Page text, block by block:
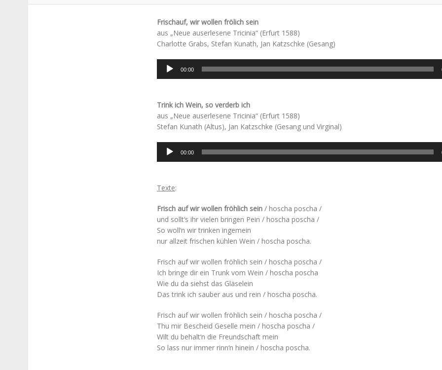
Frischauf, wir wollen frölich sein
aus „Neue auserlesene Tricinia“ (Erfurt 1588)
Charlotte Grabs, Stefan Kunath, Jan Katzschke (Gesang)
Audio-
Player
00:00
Trink ich Wein, so verderb ich
aus „Neue auserlesene Tricinia“ (Erfurt 1588)
Stefan Kunath (Altus), Jan Katzschke (Gesang und Virginal)
Audio-
Player
00:00
Texte:
Frisch auf wir wollen fröhlich sein / hoscha poscha /
und sollt‘s ihr vielen bringen Pein / hoscha poscha /
So woll‘n wir trinken ingemein
nur allzeit frischen kühlen Wein / hoscha poscha.
Frisch auf wir wollen fröhlich sein / hoscha poscha /
Ich bringe dir ein Trunk vom Wein / hoscha poscha
Wie du da siehst das Gläselein
Das trink ich sauber aus und rein / hoscha poscha.
Frisch auf wir wollen fröhlich sein / hoscha poscha /
Thu mir Bescheid Geselle mein / hoscha poscha /
Wilt du behalt‘n die Freundschaft mein
So lass nur immer rinn‘n hinein / hoscha poscha.